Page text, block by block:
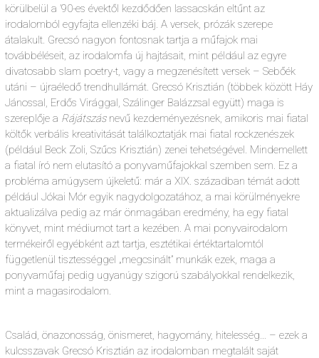
körülbelül a ’90-es évektől kezdődően lassacskán eltűnt az
irodalomból egyfajta ellenzéki báj. A versek, prózák szerepe
átalakult. Grecsó nagyon fontosnak tartja a műfajok mai
továbbéléseit, az irodalomfa új hajtásait, mint például az egyre
divatosabb slam poetry-t, vagy a megzenésített versek – Sebőék
utáni – újraéledő trendhullámát. Grecsó Krisztián (többek között Háy
Jánossal, Erdős Virággal, Szálinger Balázzsal együtt) maga is
szereplője a Rájátszás nevű kezdeményezésnek, amikoris mai fiatal
költők verbális kreativitását találkoztatják mai fiatal rockzenészek
(például Beck Zoli, Szűcs Krisztián) zenei tehetségével. Mindemellett
a fiatal író nem elutasító a ponyvaműfajokkal szemben sem. Ez a
probléma amúgysem újkeletű: már a XIX. században témát adott
például Jókai Mór egyik nagydolgozatához, a mai körülményekre
aktualizálva pedig az már önmagában eredmény, ha egy fiatal
könyvet, mint médiumot tart a kezében. A mai ponyvairodalom
termékeiről egyébként azt tartja, esztétikai értéktartalomtól
függetlenül tisztességgel „megcsinált” munkák ezek, maga a
ponyvaműfaj pedig ugyanúgy szigorú szabályokkal rendelkezik,
mint a magasirodalom.
Család, önazonosság, önismeret, hagyomány, hitelesség… – ezek a
kulcsszavak Grecsó Krisztián az irodalomban megtalált saját